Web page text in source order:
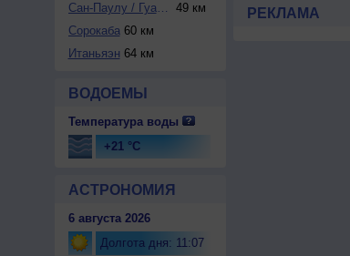
Сан-Паулу / Гуару...
49 км
Сорокаба60 км
Итаньяэн 64 км
ВОДОЕМЫ
Температура воды
+21 °C
АСТРОНОМИЯ
6 августа 2026
Долгота дня: 11:07
РЕКЛАМА